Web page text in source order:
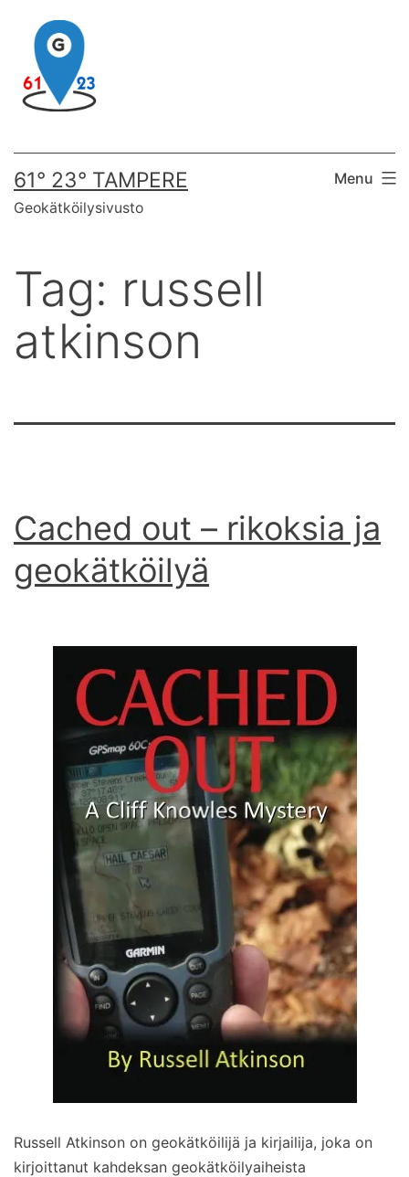
content
61° 23° TAMPERE
Geokätköilysivusto
Menu
Tag: russell
atkinson
Cached out – rikoksia ja
geokätköilyä
Russell Atkinson on geokätköilijä ja kirjailija, joka on
kirjoittanut kahdeksan geokätköilyaiheista